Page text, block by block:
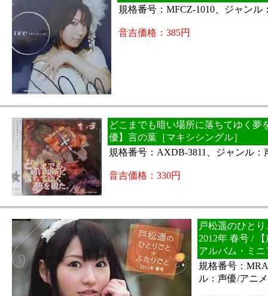
規格番号：MFCZ-1010、ジャンル
音吉価格：385円
どこまでも暗い場所に落ちてゆく夢
優】言の葉［マキシシングル］
規格番号：AXDB-3811、ジャンル：
音吉価格：330円
戸松遥のひと
2012年 春号 /
アルバム・ミ
規格番号：
ル：声優/アニ